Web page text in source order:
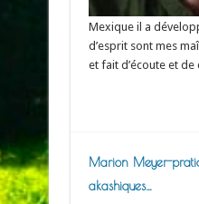
Mexique il a
d’esprit sont mes
et fait d’écoute et
Marion Meyer-
akashiques…